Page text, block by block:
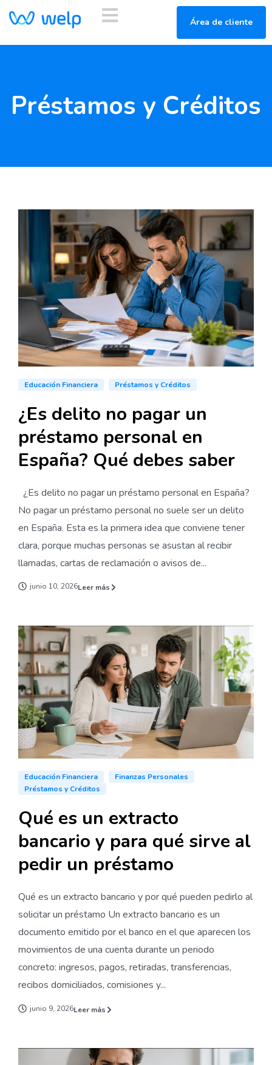
Área de cliente
Préstamos y Créditos
Educación Financiera Préstamos y Créditos
¿Es delito no pagar un
préstamo personal en
España? Qué debes saber
¿Es delito no pagar un préstamo personal en España?
No pagar un préstamo personal no suele ser un delito
en España. Esta es la primera idea que conviene tener
clara, porque muchas personas se asustan al recibir
llamadas, cartas de reclamación o avisos de...
junio 10, 2026Leer más
Educación Financiera
Finanzas Personales
Préstamos y Créditos
Qué es un extracto
bancario y para qué sirve al
pedir un préstamo
Qué es un extracto bancario y por qué pueden pedirlo al
solicitar un préstamo Un extracto bancario es un
documento emitido por el banco en el que aparecen los
movimientos de una cuenta durante un periodo
concreto: ingresos, pagos, retiradas, transferencias,
recibos domiciliados, comisiones y...
junio 9, 2026Leer más